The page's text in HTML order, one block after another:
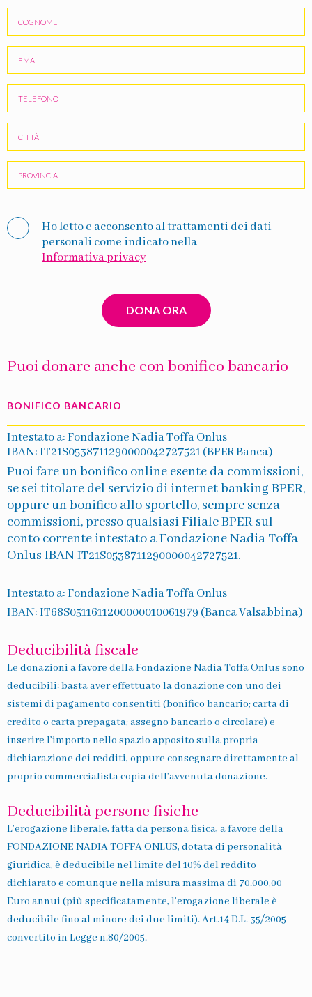
Ho letto e acconsento al trattamenti dei dati
personali come indicato nella
Informativa privacy
Puoi donare anche con bonifico bancario
BONIFICO BANCARIO
Intestato a: Fondazione Nadia Toffa Onlus
IBAN: IT21S0538711290000042727521 (BPER Banca)
Puoi fare un bonifico online esente da commissioni,
se sei titolare del servizio di internet banking BPER,
oppure un bonifico allo sportello, sempre senza
commissioni, presso qualsiasi Filiale BPER sul
conto corrente intestato a Fondazione Nadia Toffa
Onlus IBANIT21S0538711290000042727521.
Intestato a: Fondazione Nadia Toffa Onlus
IBAN: IT68S0511611200000010061979 (Banca Valsabbina)
Deducibilità fiscale
Le donazioni a favore della Fondazione Nadia Toffa Onlus sono
deducibili: basta aver effettuato la donazione con uno dei
sistemi di pagamento consentiti (bonifico bancario; carta di
credito o carta prepagata; assegno bancario o circolare) e
inserire l’importo nello spazio apposito sulla propria
dichiarazione dei redditi, oppure consegnare direttamente al
proprio commercialista copia dell’avvenuta donazione.
Deducibilità persone fisiche
L’erogazione liberale, fatta da persona fisica, a favore della
FONDAZIONE NADIA TOFFA ONLUS, dotata di personalità
giuridica, è deducibile nel limite del 10% del reddito
dichiarato e comunque nella misura massima di 70.000,00
Euro annui (più specificatamente, l’erogazione liberale è
deducibile fino al minore dei due limiti). Art.14 D.L. 35/2005
convertito in Legge n.80/2005.